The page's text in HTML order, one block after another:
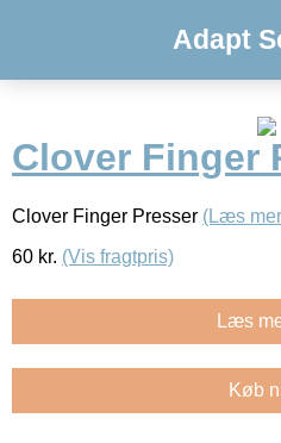
Adapt
Clover Finger
Clover Finger Presser (Læs
60 kr. (Vis fragtpris)
Læs
Køb